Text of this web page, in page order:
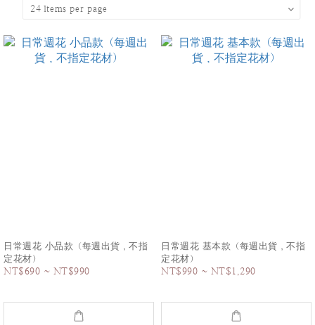
日常週花 小品款（每週出貨，不指
定花材）
NT$690 ~ NT$990
日常週花 基本款（每週出貨，不指
定花材）
NT$990 ~ NT$1,290